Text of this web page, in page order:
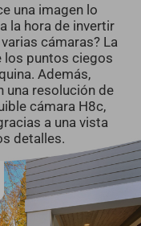
una imagen lo
la hora de invertir
cámaras? La
los puntos ciegos
Además,
una resolución de
cámara H8c,
a una vista
detalles.